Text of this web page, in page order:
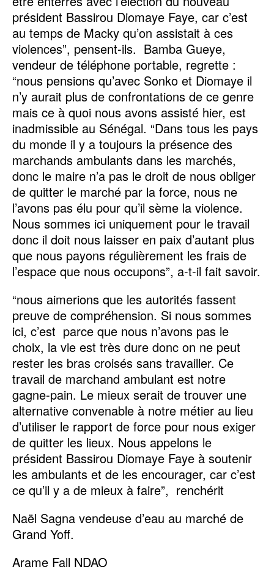
président Bassirou Diomaye Faye, car c’est
au temps de Macky qu’on assistait à ces
violences”, pensent-ils. Bamba Gueye,
vendeur de téléphone portable, regrette :
“nous pensions qu’avec Sonko et Diomaye il
n’y aurait plus de confrontations de ce genre
mais ce à quoi nous avons assisté hier, est
inadmissible au Sénégal. “Dans tous les pays
du monde il y a toujours la présence des
marchands ambulants dans les marchés,
donc le maire n’a pas le droit de nous obliger
de quitter le marché par la force, nous ne
l’avons pas élu pour qu’il sème la violence.
Nous sommes ici uniquement pour le travail
donc il doit nous laisser en paix d’autant plus
que nous payons régulièrement les frais de
l’espace que nous occupons”, a-t-il fait savoir.
“nous aimerions que les autorités fassent
preuve de compréhension. Si nous sommes
ici, c’est parce que nous n’avons pas le
choix, la vie est très dure donc on ne peut
rester les bras croisés sans travailler. Ce
travail de marchand ambulant est notre
gagne-pain. Le mieux serait de trouver une
alternative convenable à notre métier au lieu
d’utiliser le rapport de force pour nous exiger
de quitter les lieux. Nous appelons le
président Bassirou Diomaye Faye à soutenir
les ambulants et de les encourager, car c’est
ce qu’il y a de mieux à faire”, renchérit
Naël Sagna vendeuse d’eau au marché de
Grand Yoff.
Arame Fall NDAO